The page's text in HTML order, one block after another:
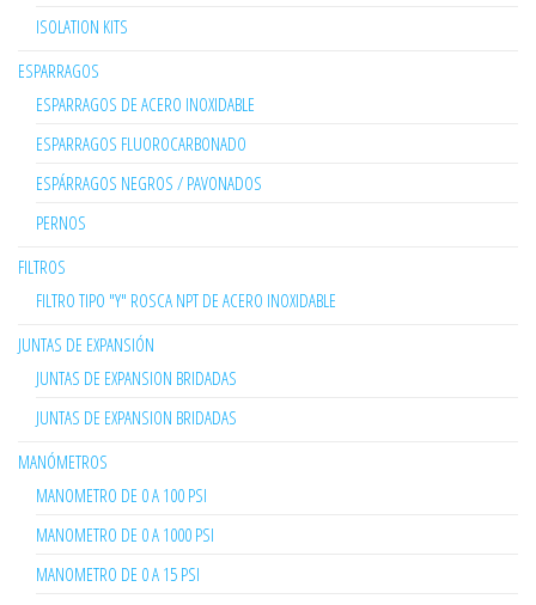
ISOLATION KITS
ESPARRAGOS
ESPARRAGOS DE ACERO INOXIDABLE
ESPARRAGOS FLUOROCARBONADO
ESPÁRRAGOS NEGROS / PAVONADOS
PERNOS
FILTROS
FILTRO TIPO "Y" ROSCA NPT DE ACERO INOXIDABLE
JUNTAS DE EXPANSIÓN
JUNTAS DE EXPANSION BRIDADAS
JUNTAS DE EXPANSION BRIDADAS
MANÓMETROS
MANOMETRO DE 0 A 100 PSI
MANOMETRO DE 0 A 1000 PSI
MANOMETRO DE 0 A 15 PSI